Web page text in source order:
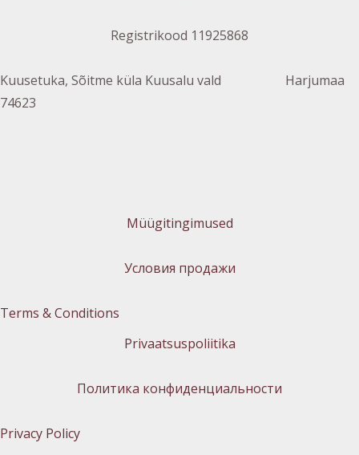
Registrikood 11925868
Kuusetuka, Sõitme küla Kuusalu vald Harjumaa
74623
Müügitingimused
Условия продажи
Terms & Conditions
Privaatsuspoliitika
Политика конфиденциальности
Privacy Policy